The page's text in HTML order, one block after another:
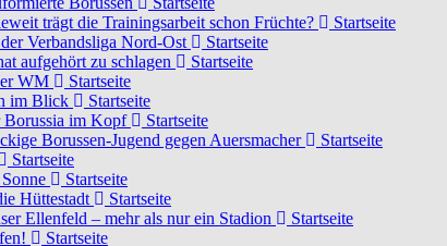
trägt die Trainingsarbeit schon Früchte?
Startseite
Verbandsliga Nord-Ost
Startseite
aufgehört zu schlagen
Startseite
WM
Startseite
im Blick
Startseite
Borussia im Kopf
Startseite
Borussen-Jugend gegen Auersmacher
Startseite
Startseite
Startseite
Hüttestadt
Startseite
Ellenfeld – mehr als nur ein Stadion
Startseite
Startseite